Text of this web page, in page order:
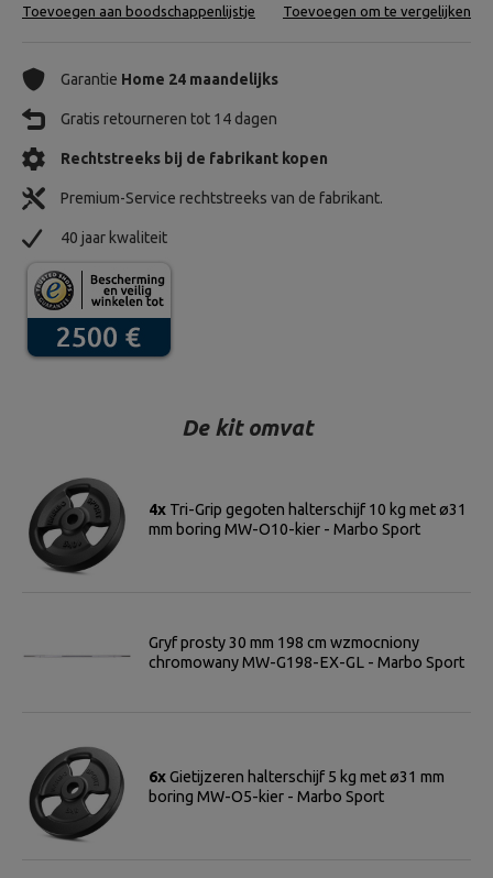
Toevoegen aan boodschappenlijstje Toevoegen om te vergelijken
Garantie Home 24 maandelijks
Gratis retourneren tot 14 dagen
Rechtstreeks bij de fabrikant kopen
Premium-Service rechtstreeks van de fabrikant.
40 jaar kwaliteit
De kit omvat
4x Tri-Grip gegoten halterschijf 10 kg met ø31
mm boring MW-O10-kier - Marbo Sport
Gryf prosty 30 mm 198 cm wzmocniony
chromowany MW-G198-EX-GL - Marbo Sport
6xGietijzeren halterschijf 5 kg met ø31 mm
boring MW-O5-kier - Marbo Sport